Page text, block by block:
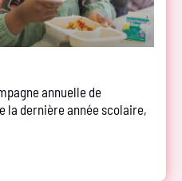
annuelle de
la dernière année scolaire,